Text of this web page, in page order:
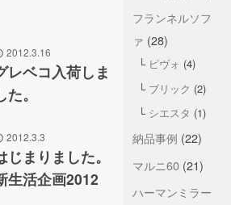
2012.3.16
レベコ入荷しま
た。
2012.3.3
じまりました。
生活企画2012
フランネルソフ
ァ (28)
ピヴォ (4)
ブリック (2)
シエスタ (1)
納品事例 (22)
マルニ60(21)
ハーマンミラー